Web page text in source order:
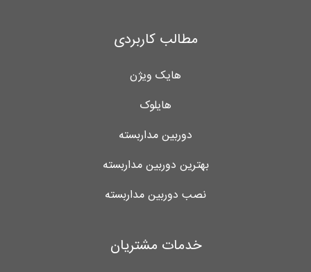
مطالب کاربردی
هایک ویژن
هایلوک
دوربین مداربسته
بهترین دوربین مداربسته
نصب دوربین مداربسته
خدمات مشتریان